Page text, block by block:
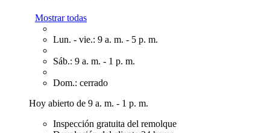
Mostrar todas
Lun. - vie.: 9 a. m. - 5 p. m.
Sáb.: 9 a. m. - 1 p. m.
Dom.: cerrado
Hoy abierto de 9 a. m. - 1 p. m.
Inspección gratuita del remolque